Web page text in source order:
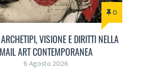
0
VISIONE E DIRITTI NELLA
MAIL ART CONTEMPORANEA
6 Agosto 2026